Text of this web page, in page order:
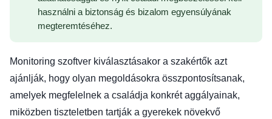
használni a biztonság és bizalom egyensúlyának
megteremtéséhez.
Monitoring szoftver kiválasztásakor a szakértők azt
ajánlják, hogy olyan megoldásokra összpontosítsanak,
amelyek megfelelnek a családja konkrét aggályainak,
miközben tiszteletben tartják a gyerekek növekvő